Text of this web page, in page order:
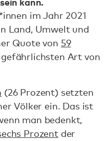
im Jahr 2021
Land, Umwelt und
Quote von 59
Art von
(26 Prozent) setzten
Völker ein. Das ist
man bedenkt,
Prozentder